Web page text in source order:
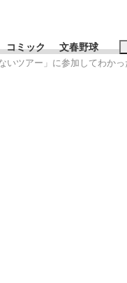
コミック 文春野球
ツアー」に参加してわかっ